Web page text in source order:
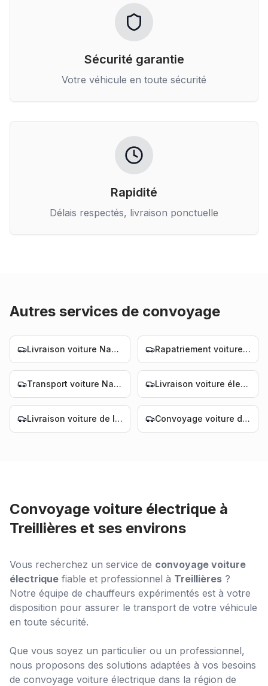
Sécurité garantie
Votre véhicule en toute sécurité
Rapidité
Délais respectés, livraison ponctuelle
Autres services de convoyage
Livraison voiture Nantes Rapatriement voiture Nantes
Transport voiture Nantes Livraison voiture électrique Nantes
Livraison voiture de luxe Nantes Convoyage voiture de luxe Nantes
Convoyage voiture électrique à
Treillières et ses environs
Vous recherchez un service de convoyage voiture
électrique fiable et professionnel à Treillières ?
Notre équipe de chauffeurs expérimentés est à votre
disposition pour assurer le transport de votre véhicule
en toute sécurité.
Que vous soyez un particulier ou un professionnel,
nous proposons des solutions adaptées à vos besoins
de convoyage voiture électrique dans la région de